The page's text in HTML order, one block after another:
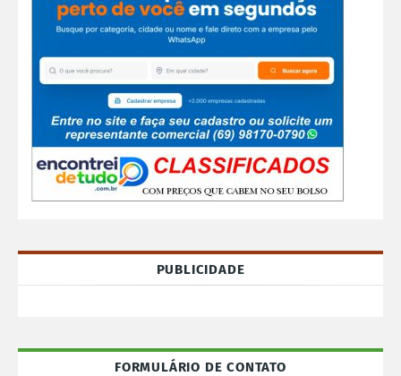
PUBLICIDADE
FORMULÁRIO DE CONTATO